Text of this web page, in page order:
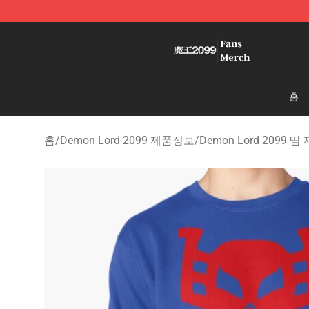
홈
홈/Demon Lord 2099 제품정보/Demon Lord 2099 땀